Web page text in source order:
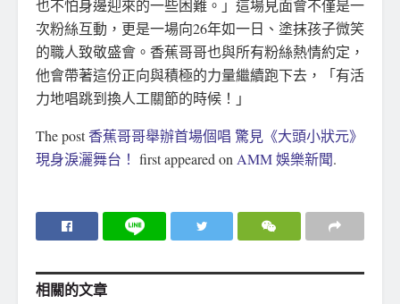
也不怕身邊迎來的一些困難。」這場見面會不僅是一
次粉絲互動，更是一場向26年如一日、塗抹孩子微笑
的職人致敬盛會。香蕉哥哥也與所有粉絲熱情約定，
他會帶著這份正向與積極的力量繼續跑下去，「有活
力地唱跳到換人工關節的時候！」
The post香蕉哥哥舉辦首場個唱 驚見《大頭小狀元》
現身淚灑舞台！ first appeared onAMM 娛樂新聞.
相關的文章